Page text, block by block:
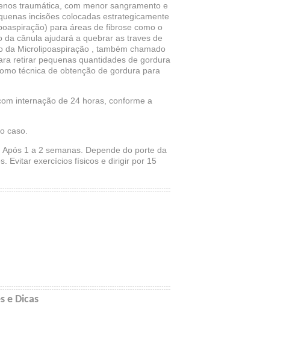
traumática, com menor sangramento e
incisões colocadas estrategicamente
para áreas de fibrose como o
cânula ajudará a quebrar as traves de
Microlipoaspiração , também chamado
retirar pequenas quantidades de gordura
técnica de obtenção de gordura para
internação de 24 horas, conforme a
caso.
1 a 2 semanas. Depende do porte da
Evitar exercícios físicos e dirigir por 15
e Dicas